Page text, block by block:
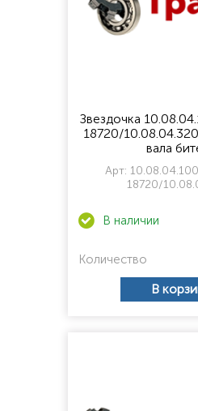
Звездочка
18720/
вала
Арт:
18720/
Количество
В